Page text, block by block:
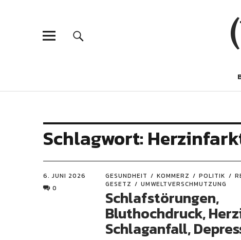
Schlagwort:
6. JUNI 2026
0
GESUNDHEIT KOMMERZ POLITIK
GESETZ
UMWELTVERSCHMUTZUNG
Schlafstörungen,
Bluthochdruck,
Schlaganfall,